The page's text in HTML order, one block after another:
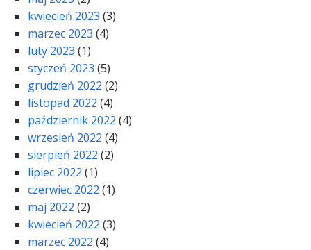
kwiecień 2023 (3)
marzec 2023 (4)
luty 2023 (1)
styczeń 2023 (5)
grudzień 2022 (2)
listopad 2022 (4)
październik 2022 (4)
wrzesień 2022 (4)
sierpień 2022 (2)
lipiec 2022 (1)
czerwiec 2022 (1)
maj 2022 (2)
kwiecień 2022 (3)
marzec 2022 (4)